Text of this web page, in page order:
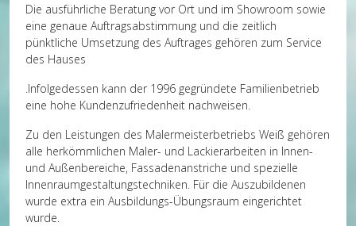
Die ausführliche Beratung vor Ort und im Showroom sowie
eine genaue Auftragsabstimmung und die zeitlich
pünktliche Umsetzung des Auftrages gehören zum Service
des Hauses
.Infolgedessen kann der 1996 gegründete Familienbetrieb
eine hohe Kundenzufriedenheit nachweisen.
Zu den Leistungen des Malermeisterbetriebs Weiß gehören
alle herkömmlichen Maler- und Lackierarbeiten in Innen-
und Außenbereiche, Fassadenanstriche und spezielle
Innenraumgestaltungstechniken. Für die Auszubildenen
wurde extra ein Ausbildungs-Übungsraum eingerichtet
wurde.